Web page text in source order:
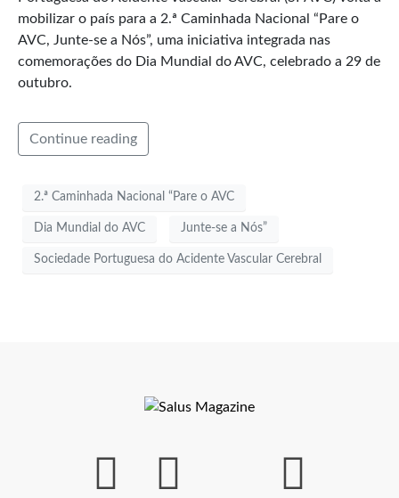
mobilizar o país para a 2.ª Caminhada Nacional “Pare o
AVC, Junte-se a Nós”, uma iniciativa integrada nas
comemorações do Dia Mundial do AVC, celebrado a 29 de
outubro.
Continue reading
2.ª Caminhada Nacional “Pare o AVC
Dia Mundial do AVC Junte-se a Nós”
Sociedade Portuguesa do Acidente Vascular Cerebral